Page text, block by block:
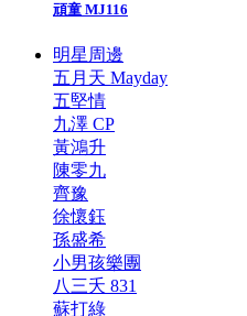
頑童 MJ116
明星周邊
五月天 Mayday
五堅情
九澤 CP
黃鴻升
陳零九
齊豫
徐懷鈺
孫盛希
小男孩樂團
八三夭 831
蘇打綠